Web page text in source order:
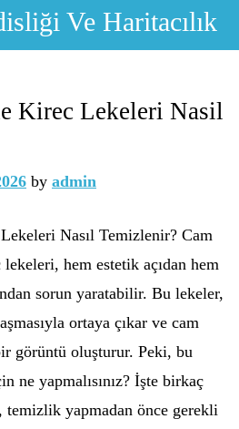
Ve Haritacılık
Kirec Lekeleri Nasil
by admin
Nasıl Temizlenir? Cam
hem estetik açıdan hem
sorun yaratabilir. Bu lekeler,
ortaya çıkar ve cam
görüntü oluşturur. Peki, bu
ne yapmalısınız? İşte birkaç
yapmadan önce gerekli